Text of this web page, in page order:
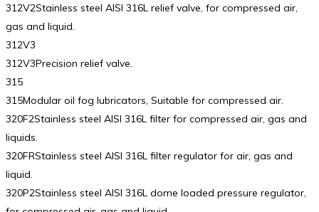
312V2Stainless steel AISI 316L relief valve, for compressed air,
gas and liquid.
312V3
312V3Precision relief valve.
315
315Modular oil fog lubricators, Suitable for compressed air.
320F2Stainless steel AISI 316L filter for compressed air, gas and
liquids.
320FRStainless steel AISI 316L filter regulator for air, gas and
liquid.
320P2Stainless steel AISI 316L dome loaded pressure regulator,